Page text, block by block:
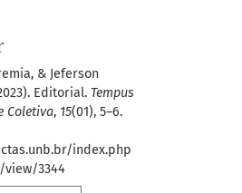
& Jeferson
Editorial. Tempus
Coletiva, 15(01), 5–6.
index.php
3344